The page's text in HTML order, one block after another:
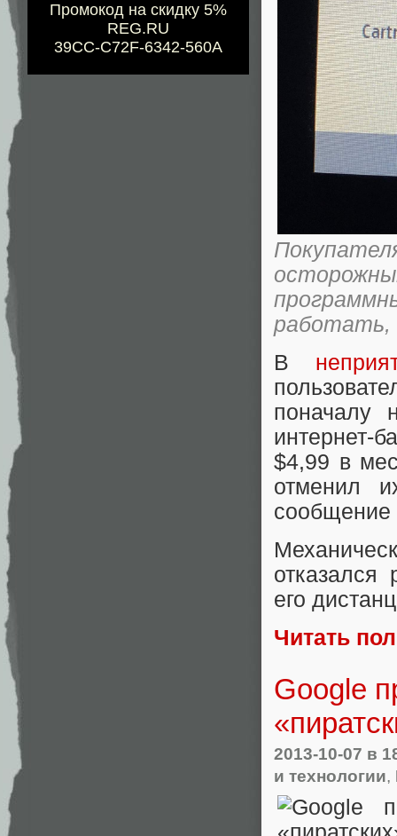
Промокод на скидку 5%
REG.RU
39CC-C72F-6342-560A
работать,
В
поначалу
интернет-
$4,99 в
отменил
сообщение
отказался
его
Читать
Google
2013-10-07 в
и технологии,